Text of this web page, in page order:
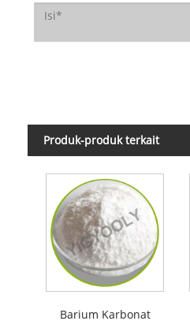
Produk-produk terkait
Barium Karbonat